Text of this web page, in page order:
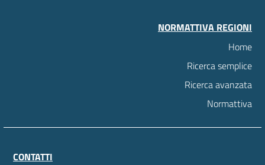
NORMATTIVA REGIONI
Home
Ricerca semplice
Ricerca avanzata
Normattiva
CONTATTI